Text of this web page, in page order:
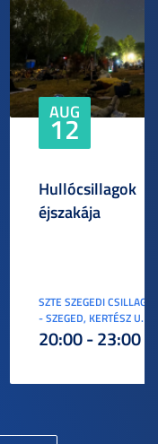
AUG
12
Hullócsillagok
éjszakája
SZTE SZEGEDI
- SZEGED, KERTÉSZ U. 3.
20:00 - 23:00